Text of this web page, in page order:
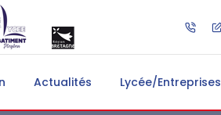
Actualités Lycée/Entreprises